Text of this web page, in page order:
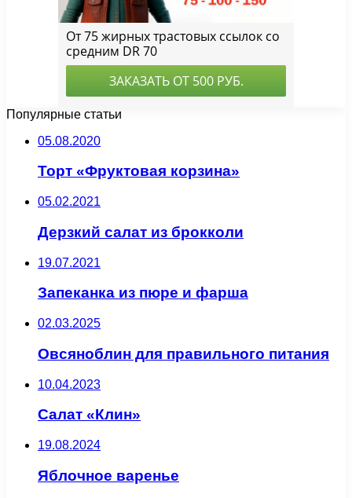
Популярные статьи
05.08.2020
Торт «Фруктовая корзина»
05.02.2021
Дерзкий салат из брокколи
19.07.2021
Запеканка из пюре и фарша
02.03.2025
Овсяноблин для правильного питания
10.04.2023
Салат «Клин»
19.08.2024
Яблочное варенье